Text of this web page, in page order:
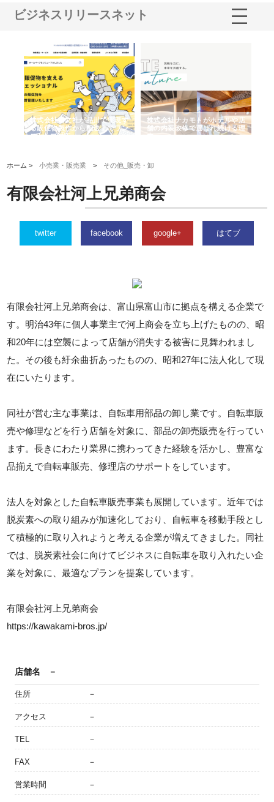
ビジネスリリースネット
株式会社耕文社が品川で実現す
る販促物製作から配送までワン
ストップ対応
株式会社ナカモトがホテルや店
舗の内装改修で選ばれ続ける理
由
ホーム >小売業・販売業 > その他_販売・卸
有限会社河上兄弟商会
twitter facebook google+ はてブ
有限会社河上兄弟商会は、富山県富山市に拠点を構える企業で
す。明治43年に個人事業主で河上商会を立ち上げたものの、昭
和20年には空襲によって店舗が消失する被害に見舞われまし
た。その後も紆余曲折あったものの、昭和27年に法人化して現
在にいたります。
同社が営む主な事業は、自転車用部品の卸し業です。自転車販
売や修理などを行う店舗を対象に、部品の卸売販売を行ってい
ます。長きにわたり業界に携わってきた経験を活かし、豊富な
品揃えで自転車販売、修理店のサポートをしています。
法人を対象とした自転車販売事業も展開しています。近年では
脱炭素への取り組みが加速化しており、自転車を移動手段とし
て積極的に取り入れようと考える企業が増えてきました。同社
では、脱炭素社会に向けてビジネスに自転車を取り入れたい企
業を対象に、最適なプランを提案しています。
有限会社河上兄弟商会
https://kawakami-bros.jp/
店舗名 －
住所 －
アクセス －
TEL －
FAX －
営業時間 －